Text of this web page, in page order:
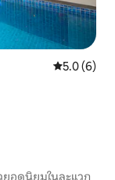
คะแนนเฉลี่
5.0 (6)
อดนิยมในละแวก